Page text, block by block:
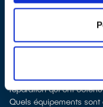
découvrirez pour quels
TV, smartphone, outils
d’équipements son
Comment bénéficier du
Immédiatement déduit
Réparation est en
réparation qui ont
Quels équipements